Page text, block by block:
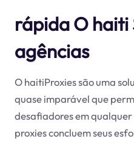
rápida O haiti
agências
O haitiProxies são uma
quase imparável que
desafiadores em
proxies concluem seus